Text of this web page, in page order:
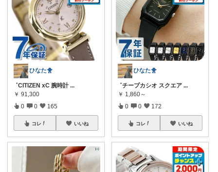
ひなた🐥
‎ ‎ܰ ‎ CITIZEN xC 腕時計 ...
￥ 91,300
0 0 165
コレ いいね
ひなた🐥
‎ ‎ܰ ‎ チープカシオ スクエア ...
￥ 1,860～
0 0 172
コレ いいね